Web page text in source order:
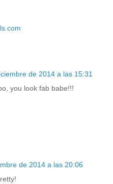
de 2014 a las 15:31
you look fab babe!!!
de 2014 a las 20:06